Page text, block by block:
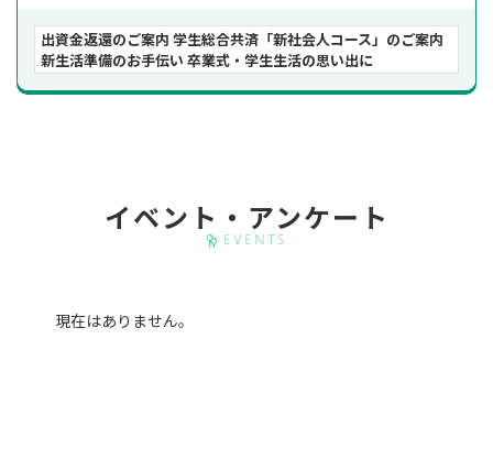
出資金返還のご案内 学生総合共済「新社会人コース」のご案内
新生活準備のお手伝い 卒業式・学生生活の思い出に
イベント・アンケート
Events
現在はありません。